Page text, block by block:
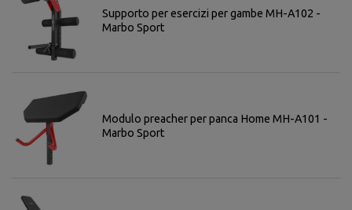
Supporto per esercizi per gambe MH-A102 -
Marbo Sport
Modulo preacher per panca Home MH-A101 -
Marbo Sport